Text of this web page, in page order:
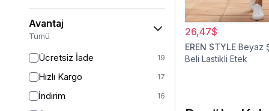
Avantaj
Tümü
Ücretsiz İade 19
Hızlı Kargo 17
İndirim 16
26,47$
EREN STYLE Beyaz
Beli Lastikli Etek